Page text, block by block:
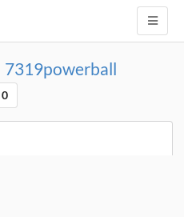
7319powerball
0